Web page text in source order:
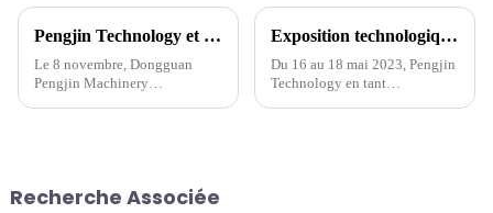
Pengjin Technology et Korea VINATech ont signé une coopération stratégique pour commencer un nouveau voyage ensemble
Le 8 novembre, Dongguan
Pengjin Machinery
d'équipements d'une valeur de
Exposition technologique de Pengjin La 15e exposition internationale de technologie des batteries de Shenzhen s'est terminée en beauté
Du 16 au 18 mai 2023, Pengjin
Technology en tant
Recherche Associée